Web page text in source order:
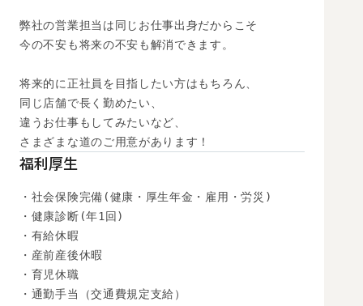
弊社の営業担当は同じお仕事出身だからこそ
今の不安も将来の不安も解消できます。
将来的に正社員を目指したい方はもちろん、
同じ店舗で長く勤めたい、
違うお仕事もしてみたいなど、
さまざまな道のご用意があります！
福利厚生
・社会保険完備(健康・厚生年金・雇用・労災)
・健康診断(年1回)
・有給休暇
・産前産後休暇
・育児休職
・通勤手当（交通費規定支給）